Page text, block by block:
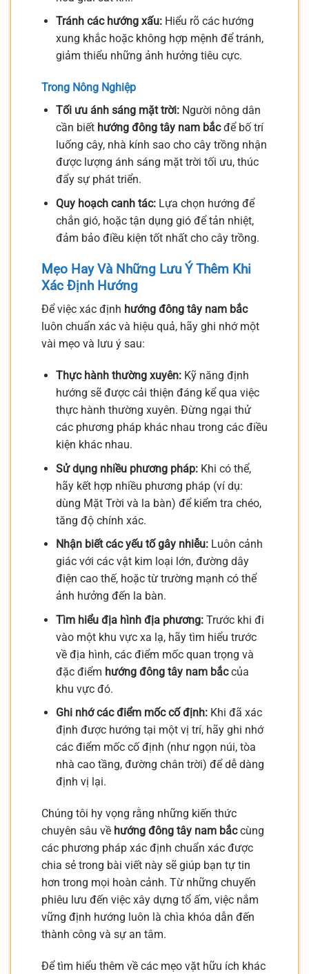
Tránh các hướng xấu:Hiểu rõ các hướng
xung khắc hoặc không hợp mệnh để tránh,
giảm thiểu những ảnh hưởng tiêu cực.
Trong Nông Nghiệp
Tối ưu ánh sáng mặt trời:Người nông dân
cần biết hướng đông tây nam bắcđể bố trí
luống cây, nhà kính sao cho cây trồng nhận
được lượng ánh sáng mặt trời tối ưu, thúc
đẩy sự phát triển.
Quy hoạch canh tác:Lựa chọn hướng để
chắn gió, hoặc tận dụng gió để tản nhiệt,
đảm bảo điều kiện tốt nhất cho cây trồng.
Mẹo Hay Và Những Lưu Ý Thêm Khi
Xác Định Hướng
Để việc xác định hướng đông tây nam bắc
luôn chuẩn xác và hiệu quả, hãy ghi nhớ một
vài mẹo và lưu ý sau:
Thực hành thường xuyên:Kỹ năng định
hướng sẽ được cải thiện đáng kể qua việc
thực hành thường xuyên. Đừng ngại thử
các phương pháp khác nhau trong các điều
kiện khác nhau.
Sử dụng nhiều phương pháp:Khi có thể,
hãy kết hợp nhiều phương pháp (ví dụ:
dùng Mặt Trời và la bàn) để kiểm tra chéo,
tăng độ chính xác.
Nhận biết các yếu tố gây nhiễu:Luôn cảnh
giác với các vật kim loại lớn, đường dây
điện cao thế, hoặc từ trường mạnh có thể
ảnh hưởng đến la bàn.
Tìm hiểu địa hình địa phương:Trước khi đi
vào một khu vực xa lạ, hãy tìm hiểu trước
về địa hình, các điểm mốc quan trọng và
đặc điểm hướng đông tây nam bắccủa
khu vực đó.
Ghi nhớ các điểm mốc cố định:Khi đã xác
định được hướng tại một vị trí, hãy ghi nhớ
các điểm mốc cố định (như ngọn núi, tòa
nhà cao tầng, đường chân trời) để dễ dàng
định vị lại.
Chúng tôi hy vọng rằng những kiến thức
chuyên sâu về hướng đông tây nam bắccùng
các phương pháp xác định chuẩn xác được
chia sẻ trong bài viết này sẽ giúp bạn tự tin
hơn trong mọi hoàn cảnh. Từ những chuyến
phiêu lưu đến việc xây dựng tổ ấm, việc nắm
vững định hướng luôn là chìa khóa dẫn đến
thành công và sự an tâm.
Để tìm hiểu thêm về các mẹo vặt hữu ích khác